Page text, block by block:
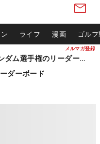
メルマガ登録
ライフ 漫画 ゴル
松山英樹ら出場 ウィンダム選手権のリーダーボード
ダーボード